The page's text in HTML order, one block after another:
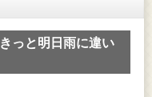
っと明日雨に違い